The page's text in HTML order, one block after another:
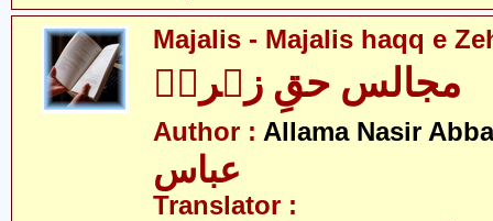
Majalis - Majalis haqq e
مجالس حقِ زہراؑ
Author : Allama Nasir
عباس
Translator :